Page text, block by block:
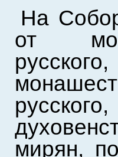
На
от
мирян,